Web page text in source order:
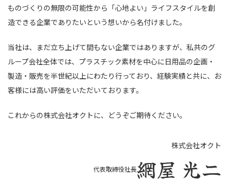
ものづくりの無限の可能性から「心地よい」ライフスタイルを創
造できる企業でありたいという想いから名付けました。
当社は、まだ立ち上げて間もない企業ではありますが、私共のグ
ループ会社全体では、プラスチック素材を中心に日用品の企画・
製造・販売を半世紀以上にわたり行っており、経験実績と共に、お
客様には高い評価をいただいております。
これからの株式会社オクトに、どうぞご期待ください。
株式会社オクト
代表取締役社長網屋 光二